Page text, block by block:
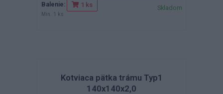
Balenie: 1 ks
Min. 1 ks
Skladom
Kotviaca pätka trámu Typ1
140x140x2,0